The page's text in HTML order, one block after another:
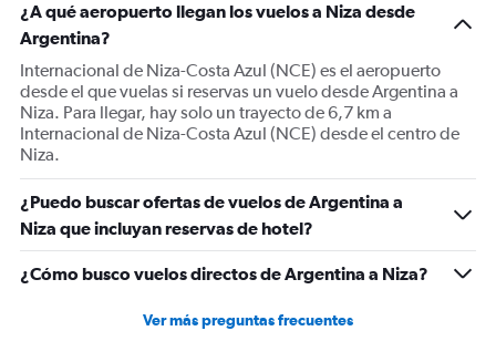
Y
axis
displaying
values.
Range:
0
to
3000.
¿A qué aeropuerto llegan los vuelos a Niza desde
Argentina?
Internacional de Niza-Costa Azul (NCE) es el aeropuerto
desde el que vuelas si reservas un vuelo desde Argentina a
Niza. Para llegar, hay solo un trayecto de 6,7 km a
Internacional de Niza-Costa Azul (NCE) desde el centro de
Niza.
¿Puedo buscar ofertas de vuelos de Argentina a
Niza que incluyan reservas de hotel?
¿Cómo busco vuelos directos de Argentina a Niza?
Ver más preguntas frecuentes